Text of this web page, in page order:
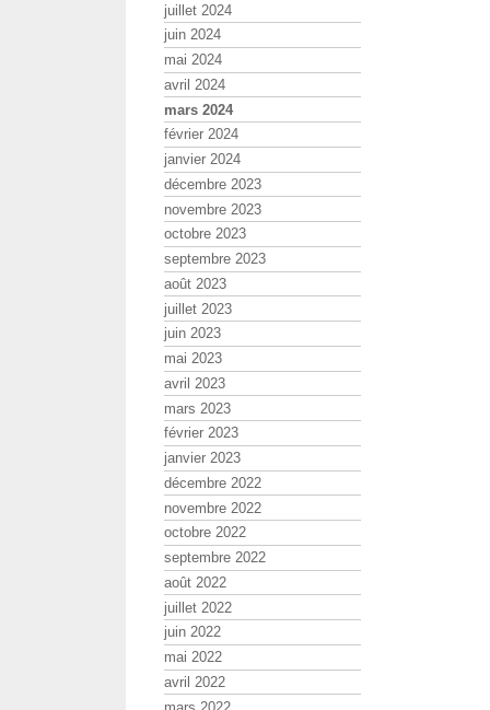
juillet 2024
juin 2024
mai 2024
avril 2024
mars 2024
février 2024
janvier 2024
décembre 2023
novembre 2023
octobre 2023
septembre 2023
août 2023
juillet 2023
juin 2023
mai 2023
avril 2023
mars 2023
février 2023
janvier 2023
décembre 2022
novembre 2022
octobre 2022
septembre 2022
août 2022
juillet 2022
juin 2022
mai 2022
avril 2022